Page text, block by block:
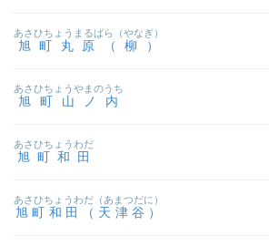
旭町丸原（柳）
あさひちょうまるばら（やなぎ）
旭町山ノ内
あさひちょうやまのうち
旭町和田
あさひちょうわだ
旭町和田（天津谷）
あさひちょうわだ（あまつだに）